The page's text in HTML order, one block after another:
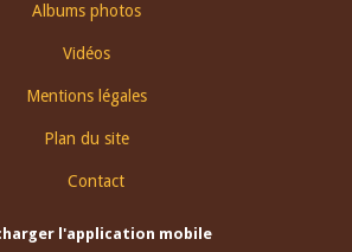
Albums photos
Vidéos
Mentions légales
Plan du site
Contact
l'application mobile